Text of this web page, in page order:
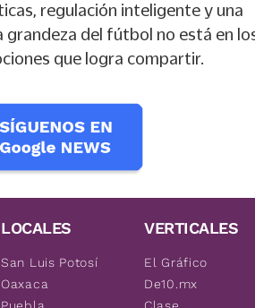
regulación inteligente y una
del fútbol no está en
que logra compartir.
LOCALES
San Luis Potosí
Oaxaca
VERTICALES
El Gráfico
De10.mx